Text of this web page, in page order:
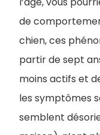
de
chien, ces
partir de sept
moins actifs et
les symptômes
semblent